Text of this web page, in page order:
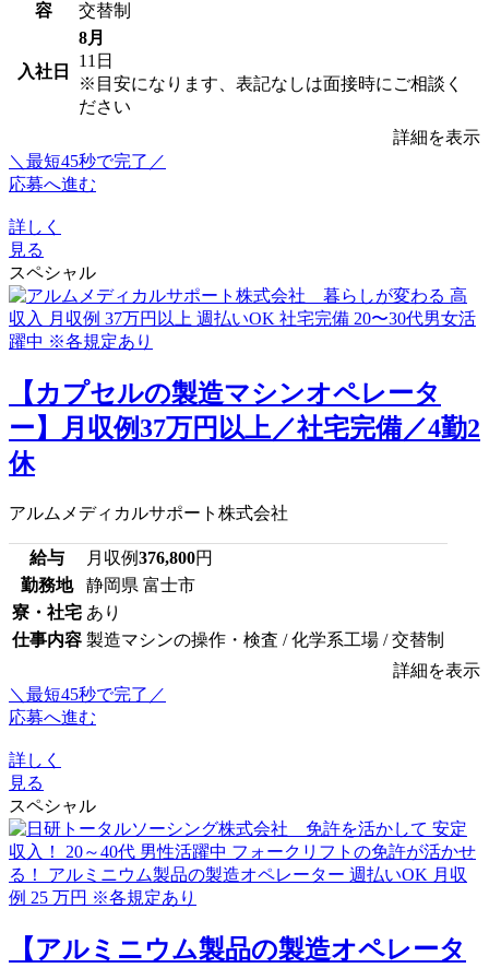
容
交替制
入社日
8月
11日
※目安になります、表記なしは面接時にご相談く
ださい
詳細を表示
＼最短45秒で完了／
応募へ進む
詳しく
見る
スペシャル
【カプセルの製造マシンオペレータ
ー】月収例37万円以上／社宅完備／4勤2
休
アルムメディカルサポート株式会社
給与 月収例376,800円
勤務地
静岡県 富士市
寮・社宅 あり
仕事内容 製造マシンの操作・検査 / 化学系工場 / 交替制
詳細を表示
＼最短45秒で完了／
応募へ進む
詳しく
見る
スペシャル
【アルミニウム製品の製造オペレータ